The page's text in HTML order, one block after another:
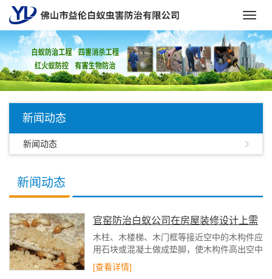
新闻动态
新闻动态
新闻动态
官窑防治白蚁公司在房屋装修设计上需
要进行考虑白蚁防治吗？
木柱、木楼梯、木门框等接近空中的木构件应
用石块或混凝土做成垫脚，使木构件高出空中
与湿润环境隔离。严禁将木柱直接埋入土中，
以免白蚁从公开钻入。
[查看详情]